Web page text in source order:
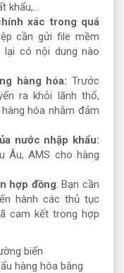
khẩu,…
xác trong quá
cần gửi file mềm
lại có nội dung nào
hàng hóa: Trước
ra khỏi lãnh thổ,
hóa nhằm đảm
nước nhập khẩu:
Âu, AMS cho hàng
hợp đồng: Bạn cần
hành các thủ tục
cam kết trong hợp
hàng hóa bằng